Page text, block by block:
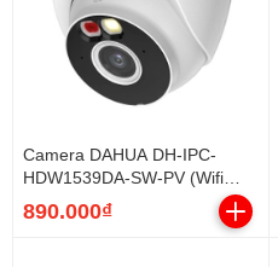
Camera DAHUA DH-IPC-
HDW1539DA-SW-PV (Wifi
Dome 5MP, loa mic, báo động)
890.000₫